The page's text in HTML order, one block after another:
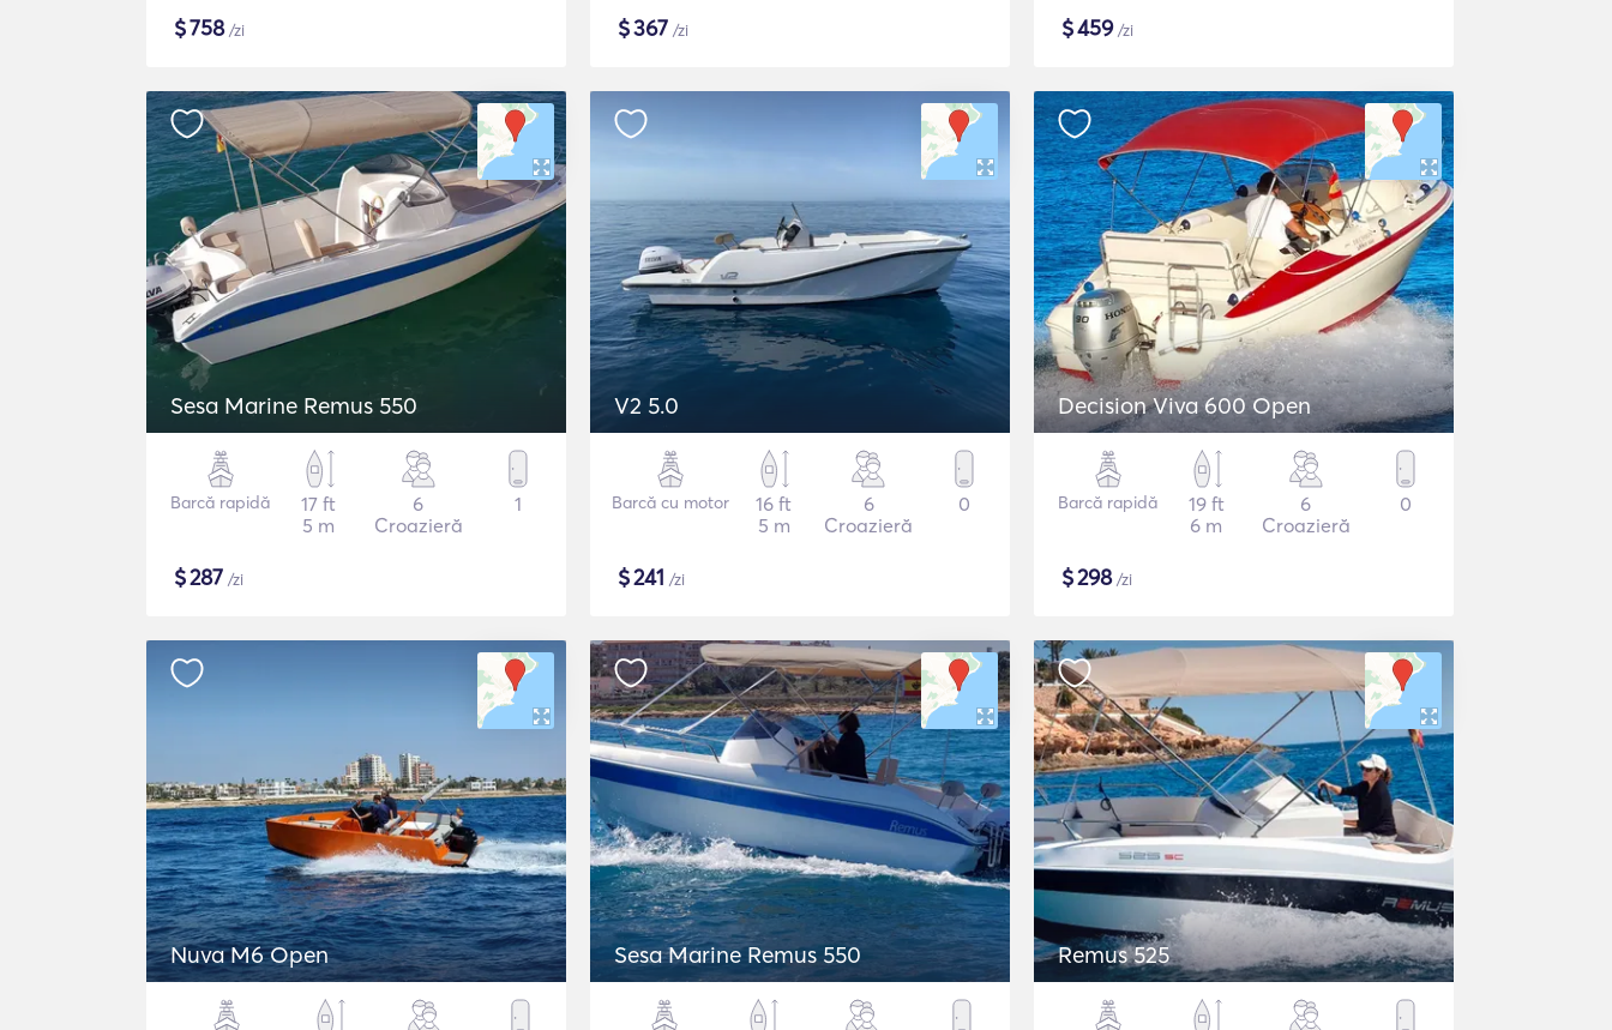
$758/zi $367 /zi $459/zi
Sesa Marine Remus 550
Barcă rapidă
17 ft
5 m
6
Croazieră
1
$287 /zi
V2 5.0
Barcă cu motor
16 ft
5 m
6
Croazieră
0
$241 /zi
Decision Viva 600 Open
Barcă rapidă
19 ft
6 m
6
Croazieră
0
$298/zi
Nuva M6 Open Sesa Marine Remus 550 Remus 525